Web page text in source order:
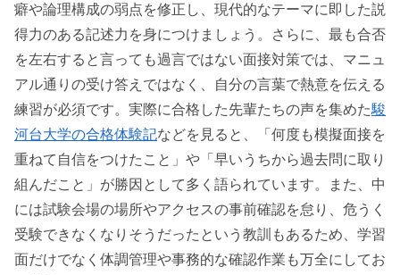
癖や論理構成の弱点を修正し、現代的なテーマに即した説
得力のある記述力を身につけましょう。さらに、最も合否
を左右すると言っても過言ではない面接対策では、マニュ
アル通りの受け答えではなく、自分の言葉で熱意を伝える
練習が必須です。実際に合格した先輩たちの声を集めた駿
河台大学の合格体験記などを見ると、「何度も模擬面接を
重ねて自信をつけたこと」や「早いうちから過去問に取り
組んだこと」が勝因として多く語られています。また、中
には試験会場の場所やアクセスの事前確認を怠り、危うく
受験できなくなりそうだったという教訓もあるため、学習
面だけでなく体調管理や事務的な確認作業も万全にしてお